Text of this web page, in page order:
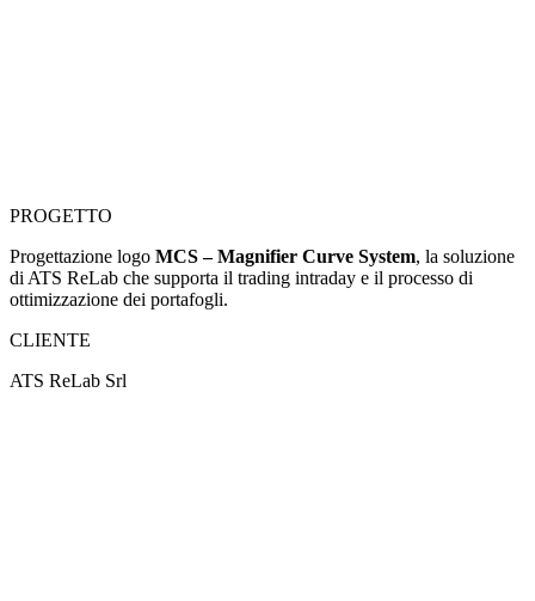
PROGETTO
Progettazione logo MCS – Magnifier Curve System, la soluzione
di ATS ReLab che supporta il trading intraday e il processo di
ottimizzazione dei portafogli.
CLIENTE
ATS ReLab Srl